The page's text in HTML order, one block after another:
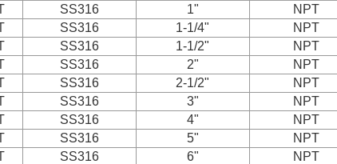
SS316 1" NPT
SS316 1-1/4" NPT
SS316 1-1/2" NPT
SS316 2" NPT
SS316 2-1/2" NPT
SS316 3" NPT
SS316 4" NPT
SS316 5" NPT
SS316 6" NPT